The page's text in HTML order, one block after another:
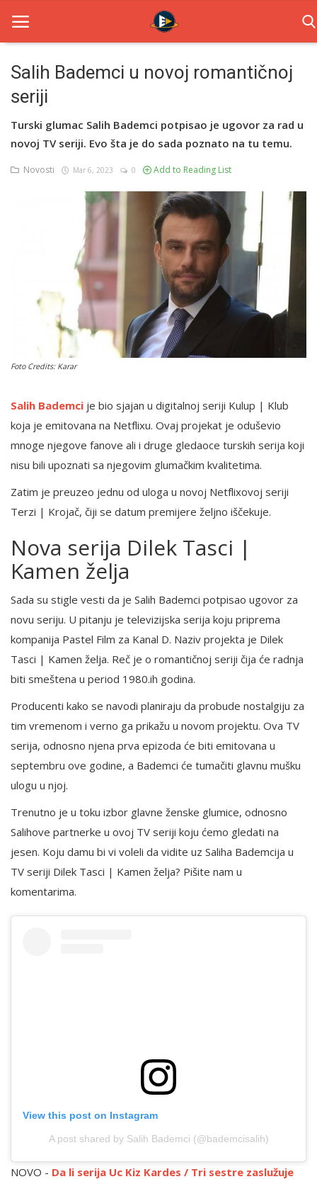
Home
Novosti
Register
English
Salih Bademci u novoj romantičnoj
seriji
Turski glumac Salih Bademci potpisao je ugovor za rad u
novoj TV seriji. Evo šta je do sada poznato na tu temu.
Novosti Mar 6, 2023 0 Add to Reading List
Foto Credits: Karar
Salih Bademci je bio sjajan u digitalnoj seriji Kulup | Klub
koja je emitovana na Netflixu. Ovaj projekat je oduševio
mnoge njegove fanove ali i druge gledaoce turskih serija koji
nisu bili upoznati sa njegovim glumačkim kvalitetima.
Zatim je preuzeo jednu od uloga u novoj Netflixovoj seriji
Terzi | Krojač, čiji se datum premijere željno iščekuje.
Nova serija Dilek Tasci |
Kamen želja
Sada su stigle vesti da je Salih Bademci potpisao ugovor za
novu seriju. U pitanju je televizijska serija koju priprema
kompanija Pastel Film za Kanal D. Naziv projekta je Dilek
Tasci | Kamen želja. Reč je o romantičnoj seriji čija će radnja
biti smeštena u period 1980.ih godina.
Producenti kako se navodi planiraju da probude nostalgiju za
tim vremenom i verno ga prikažu u novom projektu. Ova TV
serija, odnosno njena prva epizoda će biti emitovana u
septembru ove godine, a Bademci će tumačiti glavnu mušku
ulogu u njoj.
Trenutno je u toku izbor glavne ženske glumice, odnosno
Salihove partnerke u ovoj TV seriji koju ćemo gledati na
jesen. Koju damu bi vi voleli da vidite uz Saliha Bademcija u
TV seriji Dilek Tasci | Kamen želja? Pišite nam u
komentarima.
View this post on Instagram
A post shared by Salih Bademci (@bademcisalih)
NOVO - Da li serija Uc Kiz Kardes / Tri sestre zaslužuje